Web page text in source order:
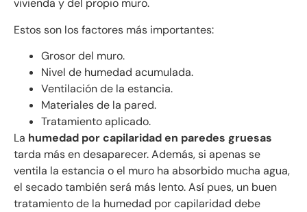
vivienda y del propio muro.
Estos son los factores más importantes:
Grosor del muro.
Nivel de humedad acumulada.
Ventilación de la estancia.
Materiales de la pared.
Tratamiento aplicado.
La humedad por capilaridad en paredes gruesas
tarda más en desaparecer. Además, si apenas se
ventila la estancia o el muro ha absorbido mucha agua,
el secado también será más lento. Así pues, un buen
tratamiento de la humedad por capilaridad debe